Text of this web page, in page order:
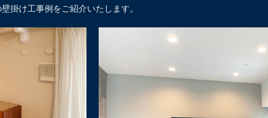
掛け工事例をご紹介いたします。